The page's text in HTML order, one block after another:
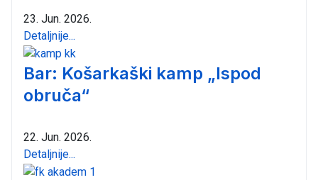
23. Jun. 2026.
Detaljnije...
Bar: Košarkaški kamp „Ispod
obruča“
22. Jun. 2026.
Detaljnije...